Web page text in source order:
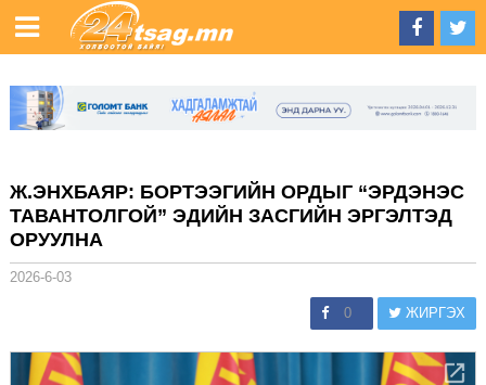
Ж.ЭНХБАЯР: БОРТЭЭГИЙН ОРДЫГ “ЭРДЭНЭС
ТАВАНТОЛГОЙ” ЭДИЙН ЗАСГИЙН ЭРГЭЛТЭД
ОРУУЛНА
2026-6-03
0 ЖИРГЭХ